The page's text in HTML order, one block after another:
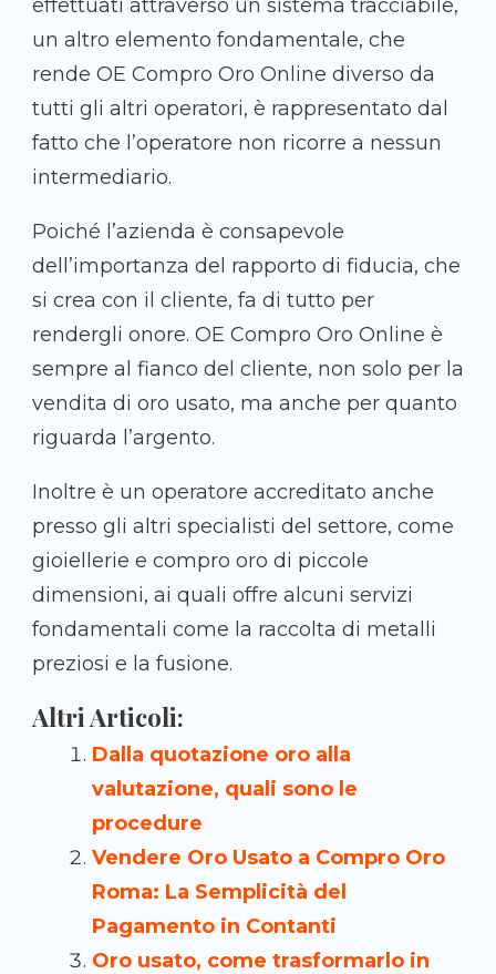
effettuati attraverso un sistema tracciabile,
un altro elemento fondamentale, che
rende OE Compro Oro Online diverso da
tutti gli altri operatori, è rappresentato dal
fatto che l’operatore non ricorre a nessun
intermediario.
Poiché l’azienda è consapevole
dell’importanza del rapporto di fiducia, che
si crea con il cliente, fa di tutto per
rendergli onore. OE Compro Oro Online è
sempre al fianco del cliente, non solo per la
vendita di oro usato, ma anche per quanto
riguarda l’argento.
Inoltre è un operatore accreditato anche
presso gli altri specialisti del settore, come
gioiellerie e compro oro di piccole
dimensioni, ai quali offre alcuni servizi
fondamentali come la raccolta di metalli
preziosi e la fusione.
Altri Articoli:
Dalla quotazione oro alla
valutazione, quali sono le
procedure
Vendere Oro Usato a Compro Oro
Roma: La Semplicità del
Pagamento in Contanti
Oro usato, come trasformarlo in